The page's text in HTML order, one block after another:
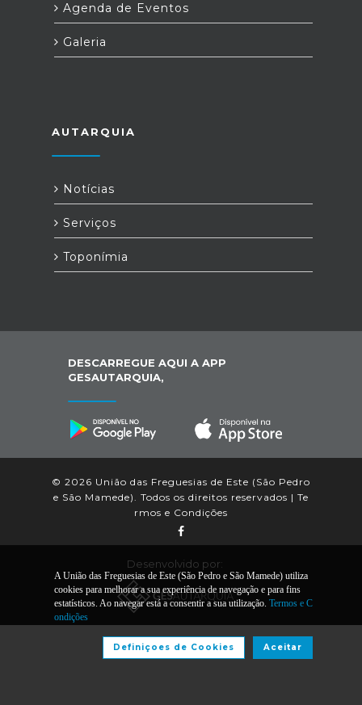
Agenda de Eventos
Galeria
AUTARQUIA
Notícias
Serviços
Toponímia
DESCARREGUE AQUI A APP
GESAUTARQUIA,
© 2026 União das Freguesias de Este (São Pedro
e São Mamede). Todos os direitos reservados | Te
rmos e Condições
Desenvolvido por:
A União das Freguesias de Este (São Pedro e São Mamede) utiliza
cookies para melhorar a sua experiência de navegação e para fins
estatísticos. Ao navegar está a consentir a sua utilização. Termos e C
ondições
Aceitar
Definiçoes de Cookies